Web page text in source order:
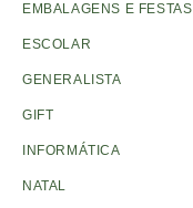
EMBALAGENS E FESTAS
ESCOLAR
GENERALISTA
GIFT
INFORMÁTICA
NATAL